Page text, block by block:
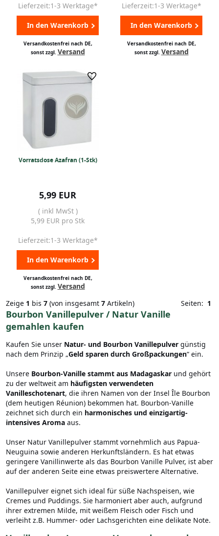
Lieferzeit:1-3 Werktage*
In den Warenkorb
Versandkostenfrei nach DE,
sonst zzgl. Versand
Lieferzeit:1-3 Werktage*
In den Warenkorb
Versandkostenfrei nach DE,
sonst zzgl. Versand
Vorratsdose Azafran (1-Stk)
5,99 EUR
( inkl MwSt )
5,99 EUR pro Stk
Lieferzeit:1-3 Werktage*
In den Warenkorb
Versandkostenfrei nach DE,
sonst zzgl. Versand
Zeige 1 bis 7 (von insgesamt 7 Artikeln) Seiten: 1
Bourbon Vanillepulver / Natur Vanille
gemahlen kaufen
Kaufen Sie unser Natur- und Bourbon Vanillepulver günstig
nach dem Prinzip „Geld sparen durch Großpackungen“ ein.
Unsere Bourbon-Vanille stammt aus Madagaskar und gehört
zu der weltweit am häufigsten verwendeten
Vanilleschotenart, die ihren Namen von der Insel Île Bourbon
(dem heutigen Réunion) bekommen hat. Bourbon-Vanille
zeichnet sich durch ein harmonisches und einzigartig-
intensives Aroma aus.
Unser Natur Vanillepulver stammt vornehmlich aus Papua-
Neuguina sowie anderen Herkunftsländern. Es hat etwas
geringere Vanillinwerte als das Bourbon Vanille Pulver, ist aber
auf der anderen Seite eine etwas preiswertere Alternative.
Vanillepulver eignet sich ideal für süße Nachspeisen, wie
Cremes und Puddings. Sie harmoniert aber auch, aufgrund
ihrer extremen Milde, mit weißem Fleisch oder Fisch und
verleiht z.B. Hummer- oder Lachsgerichten eine delikate Note.